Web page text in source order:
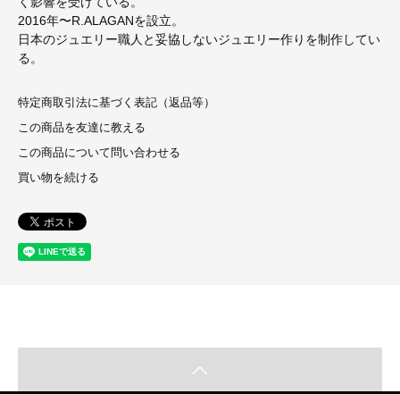
2016年〜R.ALAGANを設立。
日本のジュエリー職人と妥協しないジュエリー作りを制作してい
る。
特定商取引法に基づく表記（返品等）
この商品を友達に教える
この商品について問い合わせる
買い物を続ける